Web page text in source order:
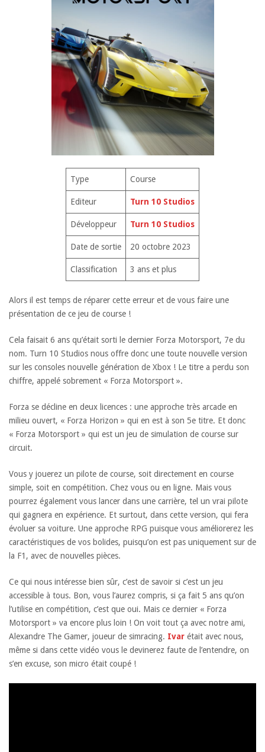
Type Course
Editeur Turn 10 Studios
Développeur Turn 10 Studios
Date de sortie 20 octobre 2023
Classification 3 ans et plus
Alors il est temps de réparer cette erreur et de vous faire une
présentation de ce jeu de course !
Cela faisait 6 ans qu’était sorti le dernier Forza Motorsport, 7e du
nom. Turn 10 Studios nous offre donc une toute nouvelle version
sur les consoles nouvelle génération de Xbox ! Le titre a perdu son
chiffre, appelé sobrement « Forza Motorsport ».
Forza se décline en deux licences : une approche très arcade en
milieu ouvert, « Forza Horizon » qui en est à son 5e titre. Et donc
« Forza Motorsport » qui est un jeu de simulation de course sur
circuit.
Vous y jouerez un pilote de course, soit directement en course
simple, soit en compétition. Chez vous ou en ligne. Mais vous
pourrez également vous lancer dans une carrière, tel un vrai pilote
qui gagnera en expérience. Et surtout, dans cette version, qui fera
évoluer sa voiture. Une approche RPG puisque vous améliorerez les
caractéristiques de vos bolides, puisqu’on est pas uniquement sur de
la F1, avec de nouvelles pièces.
Ce qui nous intéresse bien sûr, c’est de savoir si c’est un jeu
accessible à tous. Bon, vous l’aurez compris, si ça fait 5 ans qu’on
l’utilise en compétition, c’est que oui. Mais ce dernier « Forza
Motorsport » va encore plus loin ! On voit tout ça avec notre ami,
Alexandre The Gamer, joueur de simracing. Ivar était avec nous,
même si dans cette vidéo vous le devinerez faute de l’entendre, on
s’en excuse, son micro était coupé !